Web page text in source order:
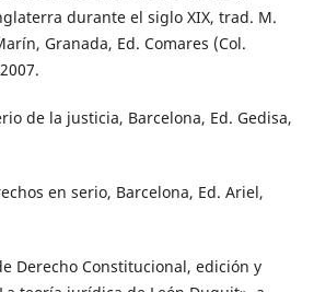
durante el siglo XIX, trad. M.
Granada, Ed. Comares (Col.
de la justicia, Barcelona, Ed. Gedisa,
en serio, Barcelona, Ed. Ariel,
Derecho Constitucional, edición y